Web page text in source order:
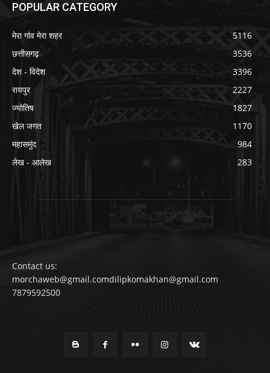
POPULAR CATEGORY
मेरा गांव मेरा शहर
5116
छत्तीसगढ़
3536
देश - विदेश
3396
रायपुर
2227
ज्योतिष
1827
खेल जगत
1170
महासमुंद
984
लेख - आलेख
283
Contact us:
morchaweb@gmail.comdilipkomakhan@gmail.com
7879592500